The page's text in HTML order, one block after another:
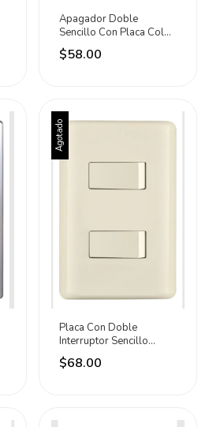
Apagador Doble
Sencillo Con Placa Color
Blanco Sanelec
$58.00
Agotado
Placa Con Doble
Interruptor Sencillo
Color Marfil Truper
$68.00